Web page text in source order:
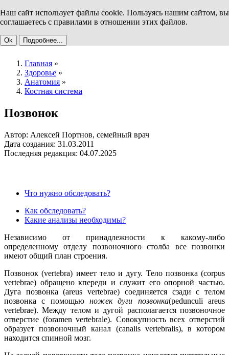
Наш сайт использует файлы cookie. Пользуясь нашим сайтом, вы
соглашаетесь с правилами в отношении этих файлов.
Ok Подробнее...
Главная »
Здоровье »
Анатомия »
Костная система
Позвонок
Автор: Алексей Портнов, семейный врач
Дата создания: 31.03.2011
Последняя редакция: 04.07.2025
Что нужно обследовать?
Как обследовать?
Какие анализы необходимы?
Независимо от принадлежности к какому-либо
определенному отделу позвоночного столба все позвонки
имеют общий план строения.
Позвонок (vertebra) имеет тело и дугу. Тело позвонка (corpus
vertebrae) обращено кпереди и служит его опорной частью.
Дуга позвонка (areus vertebrae) соединяется сзади с телом
позвонка с помощью ножек дуги позвонка(pedunculi areus
vertebrae). Между телом и дугой располагается позвоночное
отверстие (foramen vertebrale). Совокупность всех отверстий
образует позвоночный канал (canalis vertebralis), в котором
находится спинной мозг.